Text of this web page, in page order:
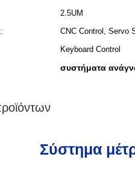
2.5UM
CNC Control, Servo
Keyboard Control
συστήματα
Σύστημα